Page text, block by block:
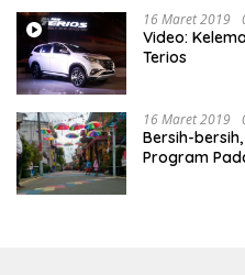
16 Maret 2019
Video:
Terios
16 Maret 2019
Bersih-
Program